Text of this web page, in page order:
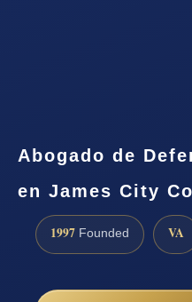
Abogado de
en James City
1997 Founded VA